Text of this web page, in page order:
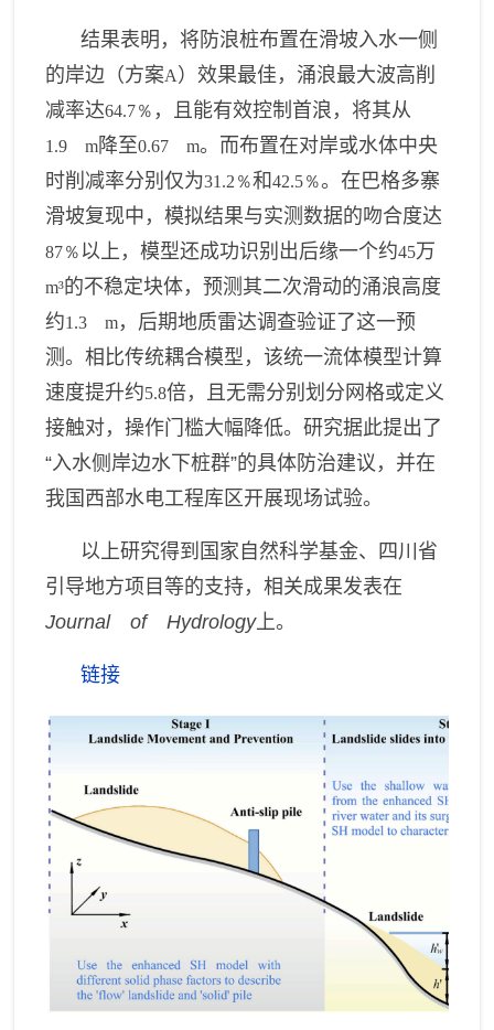
结果表明，将防浪桩布置在滑坡入水一侧
的岸边（方案A ）效果最佳，涌浪最大波高削
减率达64.7％ ，且能有效控制首浪，将其从
1.9 m降至0.67 m。而布置在对岸或水体中央
时削减率分别仅为31.2％和42.5％。在巴格多寨
滑坡复现中，模拟结果与实测数据的吻合度达
87％ 以上，模型还成功识别出后缘一个约45万
m³的不稳定块体，预测其二次滑动的涌浪高度
约1.3 m，后期地质雷达调查验证了这一预
测。相比传统耦合模型，该统一流体模型计算
速度提升约5.8倍，且无需分别划分网格或定义
接触对，操作门槛大幅降低。研究据此提出了
“入水侧岸边水下桩群”的具体防治建议， 并在
我国西部水电工程库区开展现场试验。
以上研究得到 国家 自然科学基金、四川省
引导地方项目等的支持，相关成果发表在
Journal of Hydrology上。
链接